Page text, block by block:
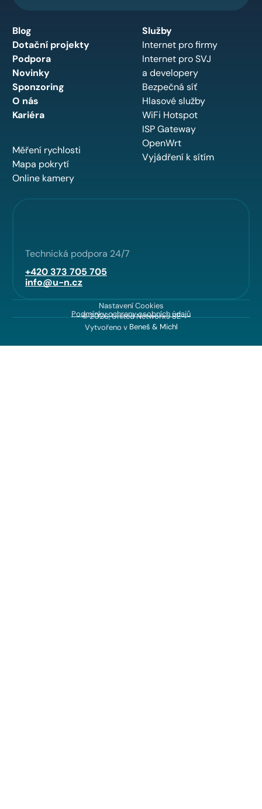
Blog
Dotační projekty
Podpora
Novinky
Sponzoring
O nás
Kariéra
Měření rychlosti
Mapa pokrytí
Online kamery
Služby
Internet pro firmy
Internet pro SVJ
a developery
Bezpečná síť
Hlasové služby
WiFi Hotspot
ISP Gateway
OpenWrt
Vyjádření k sítím
Technická podpora 24/7
+420 373 705 705
info@u-n.cz
Nastavení Cookies
Podmínky ochrany osobních údajů
© 2026, United Networks SE
Vytvořeno v Beneš & Michl